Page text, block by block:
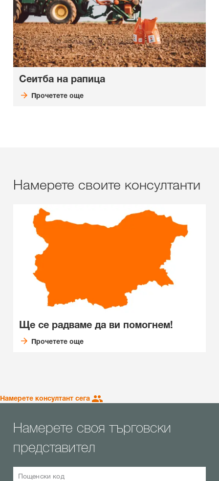
Сеитба на рапица
Прочетете още
Намерете своите консултанти
Ще се радваме да ви помогнем!
Прочетете още
Намерете консултант сега
Намерете своя търговски
представител
Пощенски код